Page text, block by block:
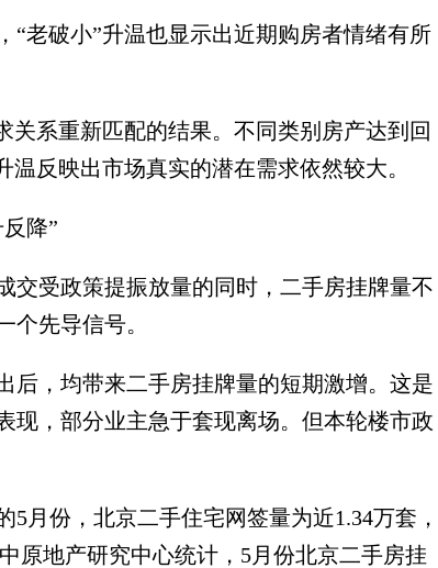
破小”升温也显示出近期购房者情绪有所
系重新匹配的结果。不同类别房产达到回
反映出市场真实的潜在需求依然较大。
降”
受政策提振放量的同时，二手房挂牌量不
个先导信号。
，均带来二手房挂牌量的短期激增。这是
现，部分业主急于套现离场。但本轮楼市政
份，北京二手住宅网签量为近1.34万套，
原地产研究中心统计，5月份北京二手房挂